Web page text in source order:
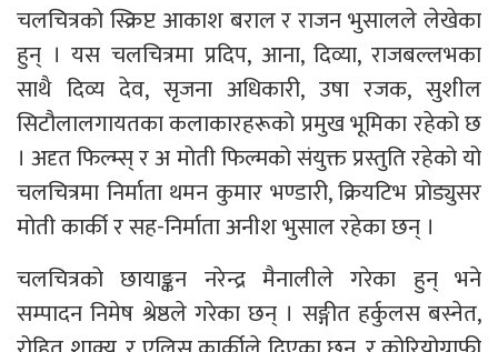
चलचित्रको स्क्रिप्ट आकाश बराल र राजन भुसालले लेखेका
हुन् । यस चलचित्रमा प्रदिप, आना, दिव्या, राजबल्लभका
साथै दिव्य देव, सृजना अधिकारी, उषा रजक, सुशील
सिटौलालगायतका कलाकारहरूको प्रमुख भूमिका रहेको छ
। अदृत फिल्म्स् र अ मोती फिल्मको संयुक्त प्रस्तुति रहेको यो
चलचित्रमा निर्माता थमन कुमार भण्डारी, क्रियटिभ प्रोड्युसर
मोती कार्की र सह-निर्माता अनीश भुसाल रहेका छन् ।
चलचित्रको छायाङ्कन नरेन्द्र मैनालीले गरेका हुन् भने
सम्पादन निमेष श्रेष्ठले गरेका छन् । सङ्गीत हर्कुलस बस्नेत,